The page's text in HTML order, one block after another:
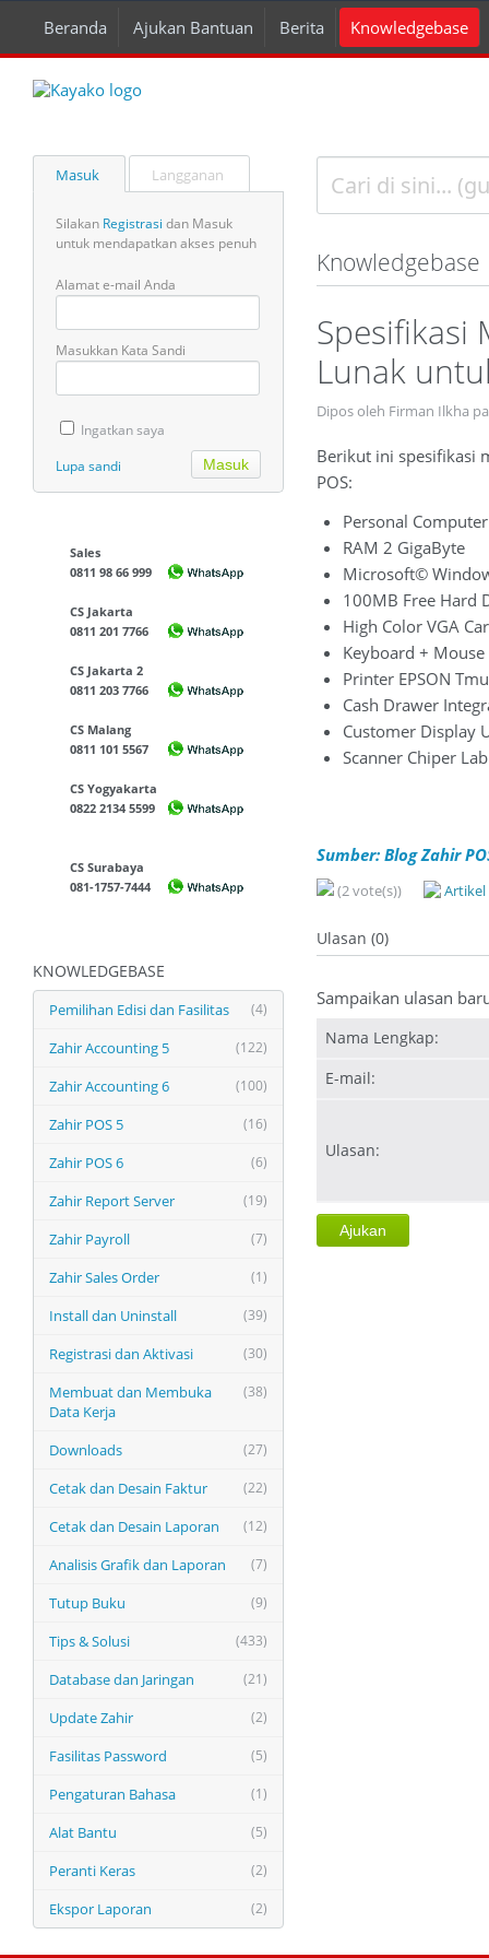
Beranda Ajukan Bantuan Berita Knowledgebase
Masuk Langganan
Silakan Registrasi dan Masuk
untuk mendapatkan akses penuh
Alamat e-mail Anda
Masukkan Kata Sandi
Ingatkan saya
Lupa sandi
Sales
0811 98 66 999
CS Jakarta
0811 201 7766
CS Jakarta 2
0811 203 7766
CS Malang
0811 101 5567
CS Yogyakarta
0822 2134 5599
CS Surabaya
081-1757-7444
KNOWLEDGEBASE
(4)
Pemilihan Edisi dan Fasilitas
(122)
Zahir Accounting 5
(100)
Zahir Accounting 6
(16)
Zahir POS 5
(6)
Zahir POS 6
(19)
Zahir Report Server
(7)
Zahir Payroll
(1)
Zahir Sales Order
(39)
Install dan Uninstall
(30)
Registrasi dan Aktivasi
(38)
Membuat dan Membuka
Data Kerja
(27)
Downloads
(22)
Cetak dan Desain Faktur
(12)
Cetak dan Desain Laporan
(7)
Analisis Grafik dan Laporan
(9)
Tutup Buku
(433)
Tips & Solusi
(21)
Database dan Jaringan
(2)
Update Zahir
(5)
Fasilitas Password
(1)
Pengaturan Bahasa
(5)
Alat Bantu
(2)
Peranti Keras
(2)
Ekspor Laporan
Knowledgebase
Spesifikasi
Lunak
Dipos oleh Firman Ilkha
Berikut ini spesifikasi
POS:
Personal
RAM 2 GigaByte
Microsoft©
100MB Free Hard
High Color VGA
Keyboard +
Printer EPSON
Cash Drawer
Customer Display
Scanner Chiper
Sumber: Blog Zahir
(2 vote(s))
Ulasan (0)
Sampaikan ulasan
Nama Lengkap:
E-mail:
Ulasan: